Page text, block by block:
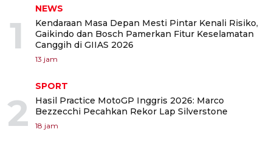
1
NEWS
Kendaraan Masa Depan Mesti Pintar Kenali Risiko,
Gaikindo dan Bosch Pamerkan Fitur Keselamatan
Canggih di GIIAS 2026
13 jam
2
SPORT
Hasil Practice MotoGP Inggris 2026: Marco
Bezzecchi Pecahkan Rekor Lap Silverstone
18 jam